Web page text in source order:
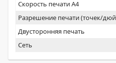
Скорость печати А4
Разрешение печати (точек/
Двусторонняя печать
Сеть